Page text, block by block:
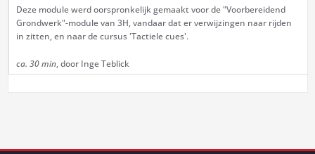
Deze module werd oorspronkelijk gemaakt voor de "Voorbereidend
Grondwerk"-module van 3H, vandaar dat er verwijzingen naar rijden
in zitten, en naar de cursus 'Tactiele cues'.
ca. 30 min, door Inge Teblick